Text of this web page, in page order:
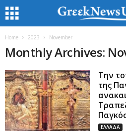
Home 2023 November
Monthly Archives:
Την
της
ΕΛΛΑΔΑ